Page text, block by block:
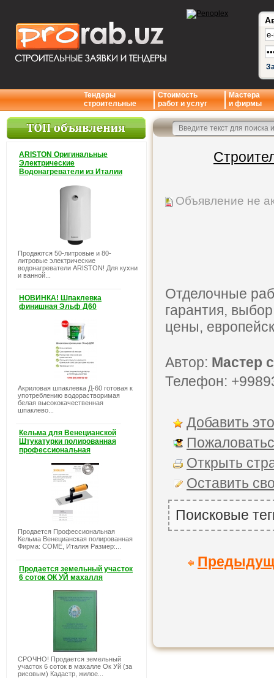
Тендеры
строительные
Стоимость
работ и услуг
Мастера
и фирмы
ARISTON Оригинальные
Электрические
Водонагреватели из Италии
Продаются 50-литровые и 80-
литровые электрические
водонагреватели ARISTON! Для кухни
и ванной...
НОВИНКА! Шпаклевка
финишная Эльф Д60
Акриловая шпаклевка Д-60 готовая к
употреблению водорастворимая
белая высококачественная
шпаклево...
Кельма для Венецианской
Штукатурки полированная
профессиональная
Продается Профессиональная
Кельма Венецианская полированная
Фирма: COME, Италия Размер:...
Продается земельный участок
6 соток ОК УЙ махалля
СРОЧНО! Продается земельный
участок 6 соток в махалле Ок Уй (за
рисовым) Кадастр, жилое...
Объявление не
Отделочные
гарантия,
цены,
Автор: Мастер
Телефон:
Добавить
Открыть
Оставить
Поисковые